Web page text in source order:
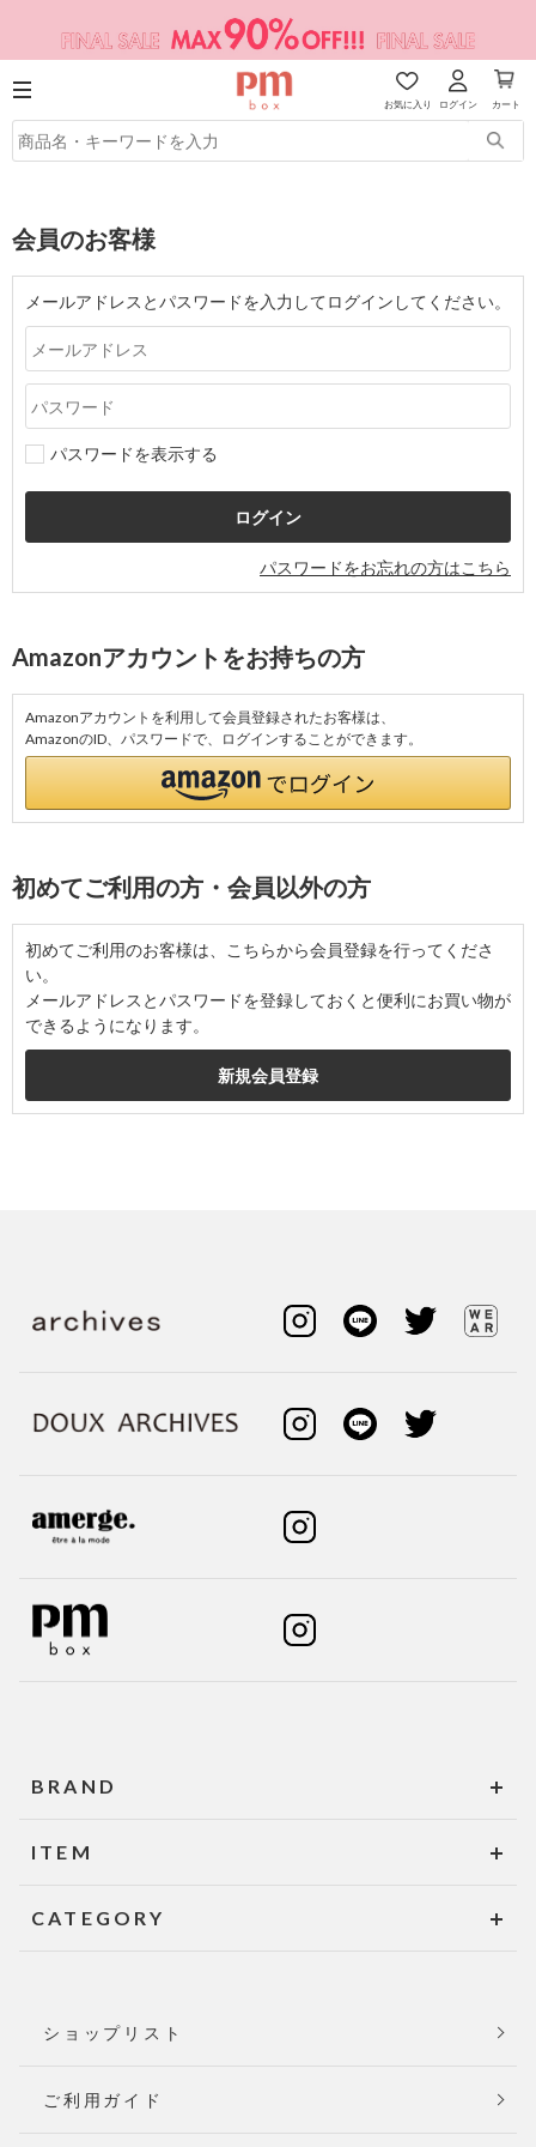
お気に入り ログイン カート
会員のお客様
メールアドレスとパスワードを入力してログインしてください。
パスワードを表示する
パスワードをお忘れの方はこちら
Amazonアカウントをお持ちの方
Amazonアカウントを利用して会員登録されたお客様は、
AmazonのID、パスワードで、ログインすることができます。
初めてご利用の方・会員以外の方
初めてご利用のお客様は、こちらから会員登録を行ってくださ
い。
メールアドレスとパスワードを登録しておくと便利にお買い物が
できるようになります。
BRAND
ITEM
CATEGORY
ショップリスト
ご利用ガイド